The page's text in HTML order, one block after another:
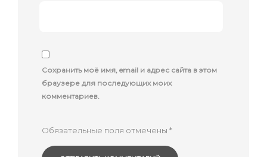
Сохранить моё имя, email и адрес сайта в этом
браузере для последующих моих
комментариев.
Обязательные поля отмечены *